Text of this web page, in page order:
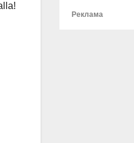
Реклама